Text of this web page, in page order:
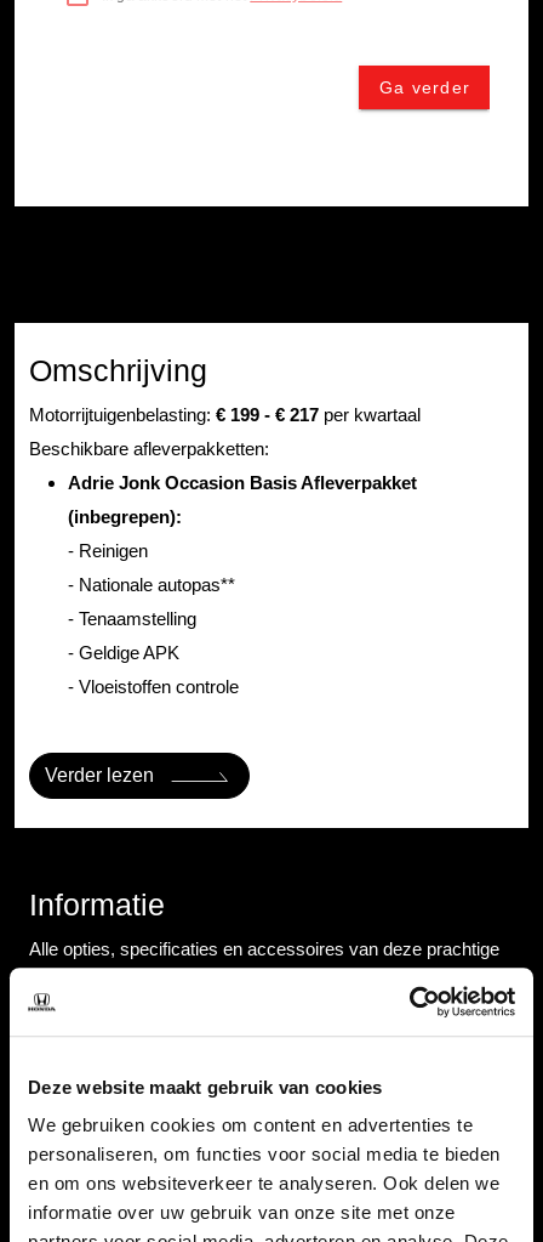
Deze website maakt gebruik van cookies
We gebruiken cookies om content en advertenties te
personaliseren, om functies voor social media te bieden
en om ons websiteverkeer te analyseren. Ook delen we
informatie over uw gebruik van onze site met onze
Omschrijving
Motorrijtuigenbelasting: € 199 - € 217 per kwartaal
Beschikbare afleverpakketten:
Adrie Jonk Occasion Basis Afleverpakket
(inbegrepen):
- Reinigen
- Nationale autopas**
- Tenaamstelling
- Geldige APK
- Vloeistoffen controle
Verder lezen
Informatie
Alle opties, specificaties en accessoires van deze prachtige
Specificaties
Merk
Nissan
Carrosserie
SUV